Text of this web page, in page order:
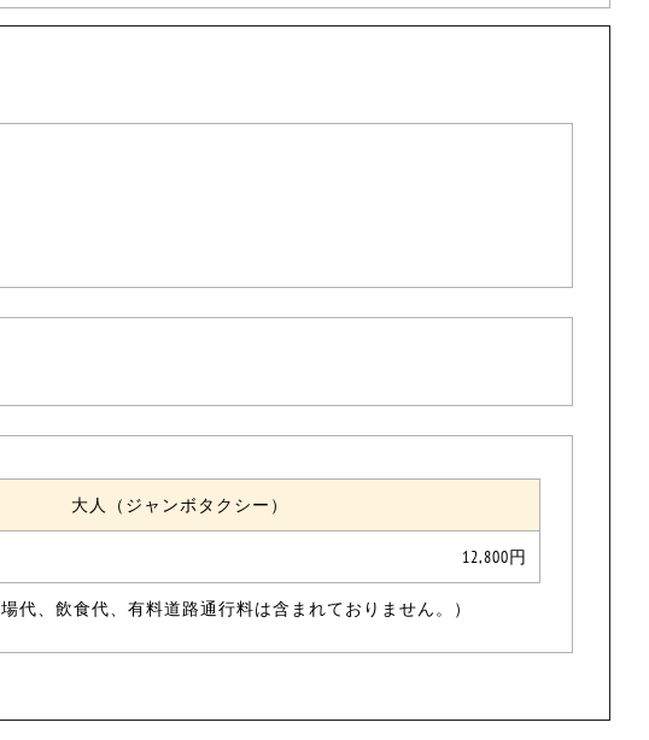
大人（ジャンボタクシー）
12,800円
、飲食代、有料道路通行料は含まれておりません。）